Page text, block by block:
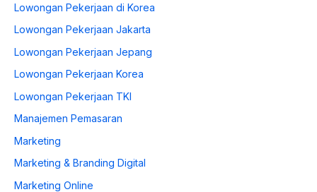
Lowongan Pekerjaan di Korea
Lowongan Pekerjaan Jakarta
Lowongan Pekerjaan Jepang
Lowongan Pekerjaan Korea
Lowongan Pekerjaan TKI
Manajemen Pemasaran
Marketing
Marketing & Branding Digital
Marketing Online